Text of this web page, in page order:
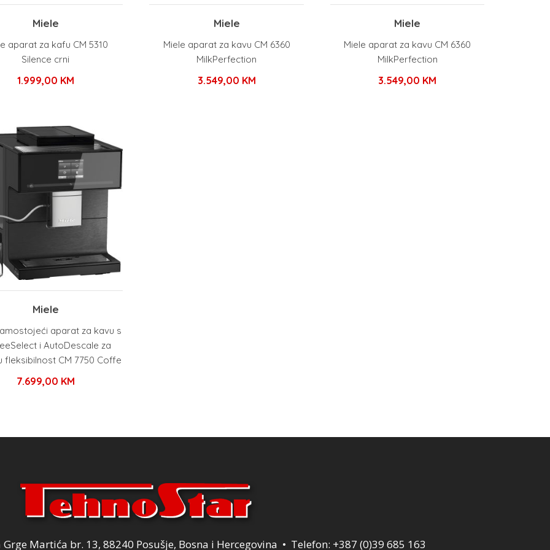
Miele
aparat za kafu CM 5310
Silence crni
1.999,00 KM
Miele
Miele aparat za kavu CM 6360
MilkPerfection
3.549,00 KM
Miele
Miele aparat za kavu CM 6360
MilkPerfection
3.549,00 KM
Miele
aparat za kavu s
i AutoDescale za
fleksibilnost CM 7750 Coffe
7.699,00 KM
Grge Martića br. 13, 88240 Posušje, Bosna i Hercegovina • Telefon: +387 (0)39 685 163